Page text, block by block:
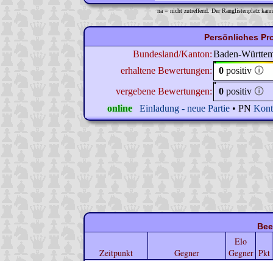
na = nicht zutreffend. Der Ranglistenplatz
Persönliches
Bundesland/Kanton:Baden-
erhaltene Bewertungen:
0 positiv 🛈
vergebene Bewertungen:
0 positiv 🛈
online
Einladung - neue Partie• PN
Zeitpunkt Gegner
Elo
Gegner Pkt